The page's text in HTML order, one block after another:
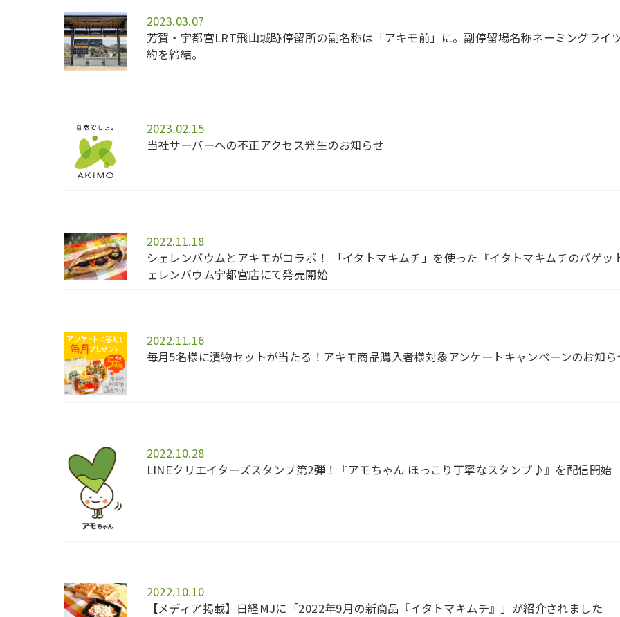
2023.03.07
芳賀・宇都宮LRT飛山城跡停留所の副名称は「アキモ前」に。副停留場名称ネーミングライ
約を締結。
2023.02.15
当社サーバーへの不正アクセス発生のお知らせ
2022.11.18
シェレンバウムとアキモがコラボ！ 「イタトマキムチ」を使った『イタトマキムチのバゲッ
ェレンバウム宇都宮店にて発売開始
2022.11.16
毎月5名様に漬物セットが当たる！アキモ商品購入者様対象アンケートキャンペーンのお知ら
2022.10.28
LINEクリエイターズスタンプ第2弾！『アモちゃん ほっこり丁寧なスタンプ♪』を配信開始
2022.10.10
【メディア掲載】日経MJに「2022年9月の新商品『イタトマキムチ』」が紹介されました